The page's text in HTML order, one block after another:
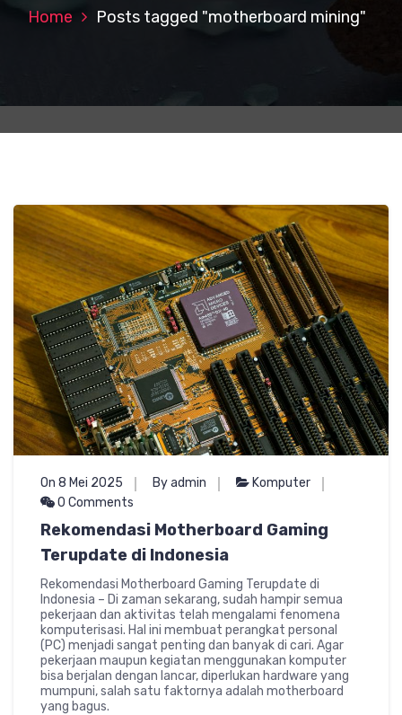
Home Posts tagged "motherboard mining"
On 8 Mei 2025 By admin
Komputer
0 Comments
Rekomendasi Motherboard Gaming
Terupdate di Indonesia
Rekomendasi Motherboard Gaming Terupdate di
Indonesia – Di zaman sekarang, sudah hampir semua
pekerjaan dan aktivitas telah mengalami fenomena
komputerisasi. Hal ini membuat perangkat personal
(PC) menjadi sangat penting dan banyak di cari. Agar
pekerjaan maupun kegiatan menggunakan komputer
bisa berjalan dengan lancar, diperlukan hardware yang
mumpuni, salah satu faktornya adalah motherboard
yang bagus.